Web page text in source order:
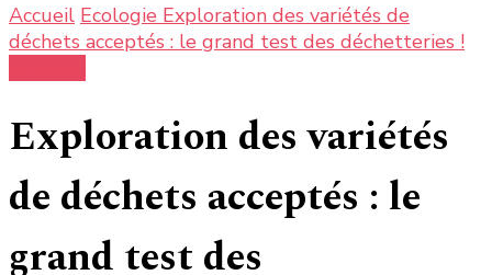
Accueil Ecologie Exploration des variétés de
déchets acceptés : le grand test des déchetteries !
Exploration des variétés
de déchets acceptés : le
grand test des